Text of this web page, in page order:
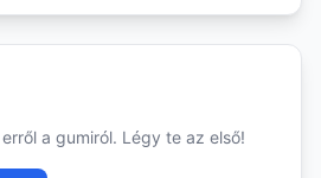
a gumiról. Légy te az első!